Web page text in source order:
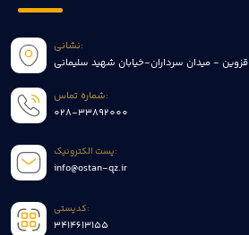
نشانی:
قزوین - میدان سرداران-خیابان شهید سلیمانی
شماره تماس:
028-33892000
پست الکترونیک:
info@ostan-qz.ir
کدپستی:
3414613155